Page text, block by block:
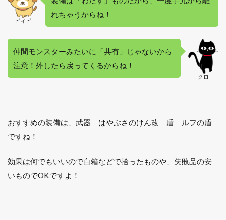
3.4
進め
まと
め
3.5
輝石
みの
箱に
3.6
ビィビ
れちゃうからね！
クロ
仲間モンスターみたいに「共有」じゃないから
注意！外したら戻ってくるからね！
おすすめの装備は、武器 はやぶさのけん改 盾 ルフの盾
ですね！
効果は何でもいいので白箱などで拾ったものや、失敗品の安
いものでOKですよ！